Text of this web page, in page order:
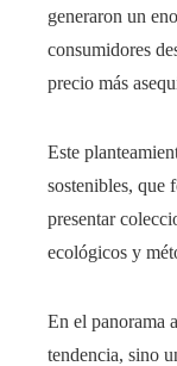
generaron un
consumidores
precio más
Este
sostenibles, que
presentar
ecológicos y
En el panorama
tendencia, sino